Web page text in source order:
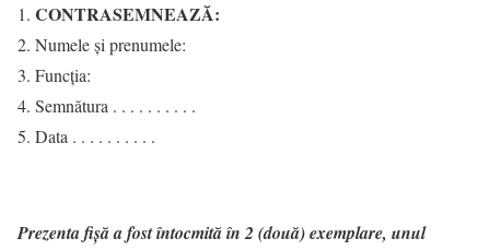
CONTRASEMNEAZĂ:
Numele şi prenumele:
Funcţia:
Semnătura . . . . . . . . . .
Data . . . . . . . . . .
Prezenta fişă a fost întocmită în 2 (două) exemplare, unul